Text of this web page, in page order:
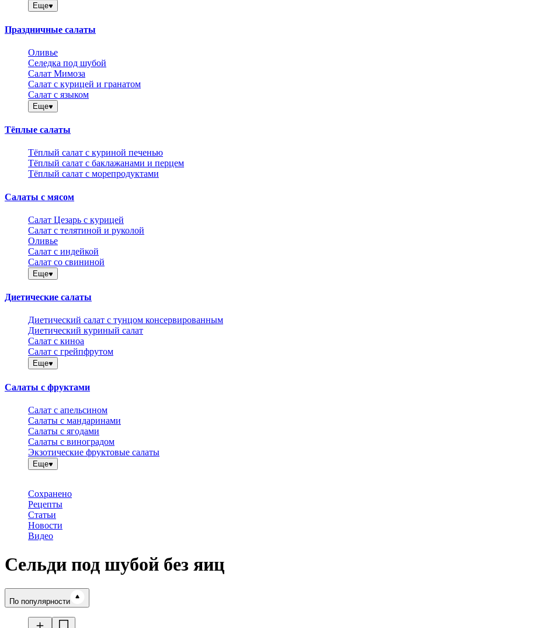
Еще
Праздничные салаты
Оливье
Селедка под шубой
Салат Мимоза
Салат с курицей и гранатом
Салат с языком
Еще
Тёплые салаты
Тёплый салат с куриной печенью
Тёплый салат с баклажанами и перцем
Тёплый салат с морепродуктами
Салаты с мясом
Салат Цезарь с курицей
Салат с телятиной и руколой
Оливье
Салат с индейкой
Салат со свининой
Еще
Диетические салаты
Диетический салат с тунцом консервированным
Диетический куриный салат
Салат с киноа
Салат с грейпфрутом
Еще
Салаты с фруктами
Салат с апельсином
Салаты с мандаринами
Салаты с ягодами
Салаты с виноградом
Экзотические фруктовые салаты
Еще
Сохранено
Рецепты
Статьи
Новости
Видео
Сельди под шубой без яиц
Время готовки
По популярности